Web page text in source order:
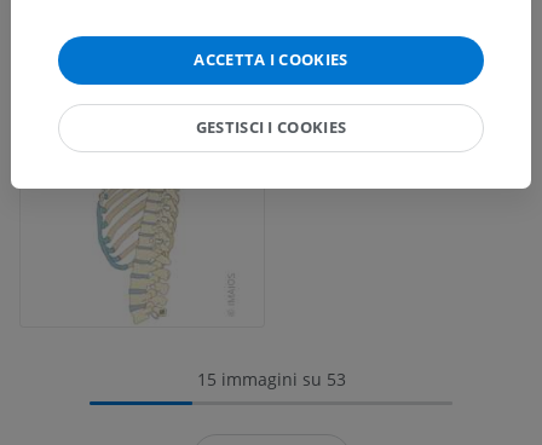
15 immagini su 53
ACCETTA I COOKIES
GESTISCI I COOKIES